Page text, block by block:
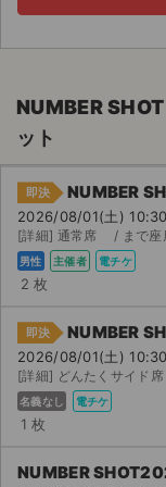
スポーツ
ご利用ガイド
手数料・お支払い方法
AIに質問する
お知らせ
NUMBER
ット
即決 NUMBER
2026/08/01(土)
男性 主催者 電チケ
2 枚
即決 NUMBER
2026/08/01(土)
名義なし 電チケ
1 枚
NUMBER